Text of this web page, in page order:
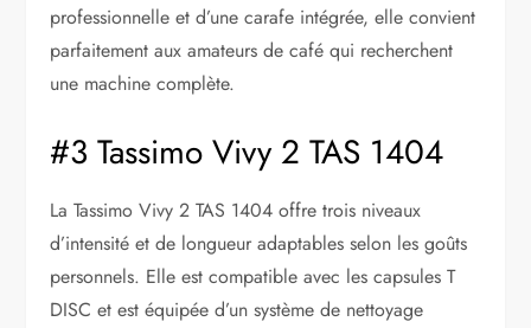
professionnelle et d’une carafe intégrée, elle convient
parfaitement aux amateurs de café qui recherchent
une machine complète.
#3 Tassimo Vivy 2 TAS 1404
La Tassimo Vivy 2 TAS 1404 offre trois niveaux
d’intensité et de longueur adaptables selon les goûts
personnels. Elle est compatible avec les capsules T
DISC et est équipée d’un système de nettoyage